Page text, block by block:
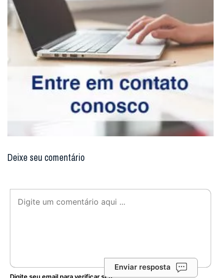
Deixe seu comentário
Enviar resposta
Digite seu email para verificar seu